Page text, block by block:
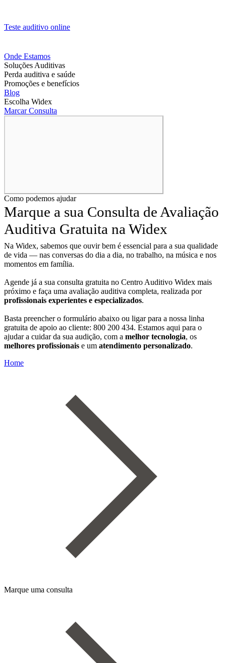
Teste auditivo online
Onde Estamos
Soluções Auditivas
Perda auditiva e saúde
Promoções e benefícios
Blog
Escolha Widex
Marcar Consulta
Como podemos ajudar
Marque a sua Consulta de Avaliação
Auditiva Gratuita na Widex
Na Widex, sabemos que ouvir bem é essencial para a sua qualidade
de vida — nas conversas do dia a dia, no trabalho, na música e nos
momentos em família.
Agende já a sua consulta gratuita no Centro Auditivo Widex mais
próximo e faça uma avaliação auditiva completa, realizada por
profissionais experientes e especializados.
Basta preencher o formulário abaixo ou ligar para a nossa linha
gratuita de apoio ao cliente: 800 200 434. Estamos aqui para o
ajudar a cuidar da sua audição, com a melhor tecnologia, os
melhores profissionais e um atendimento personalizado.
Home
Marque uma consulta